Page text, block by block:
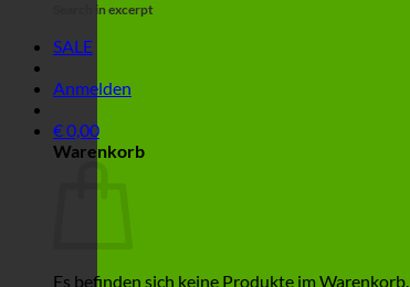
Search in excerpt
SALE
Anmelden
€0,00
Warenkorb
Es befinden sich keine Produkte im Warenkorb.